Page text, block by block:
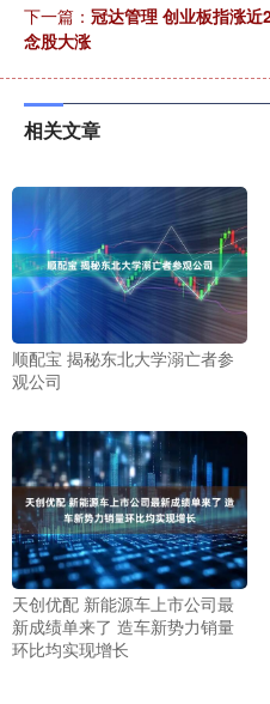
下一篇： 冠达管理 创业板指涨
念股大涨
相关文章
顺配宝 揭秘东北大学溺亡者参
观公司
天创优配 新能源车上市公司最
新成绩单来了 造车新势力销量
环比均实现增长